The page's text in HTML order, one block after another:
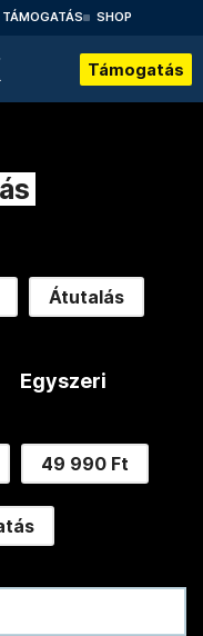
TÁMOGATÁS SHOP
Támogatás
Átutalás
Egyszeri
49 990 Ft